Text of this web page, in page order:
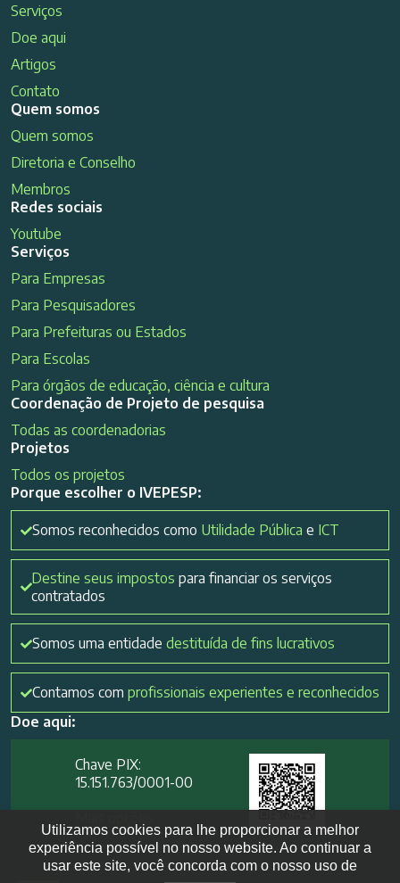
Serviços
Doe aqui
Artigos
Contato
Quem somos
Quem somos
Diretoria e Conselho
Membros
Redes sociais
Youtube
Serviços
Para Empresas
Para Pesquisadores
Para Prefeituras ou Estados
Para Escolas
Para órgãos de educação, ciência e cultura
Coordenação de Projeto de pesquisa
Todas as coordenadorias
Projetos
Todos os projetos
Porque escolher o IVEPESP:
Somos reconhecidos como Utilidade Pública e ICT
Destine seus impostos para financiar os serviços
contratados
Somos uma entidade destituída de fins lucrativos
Contamos com profissionais experientes e reconhecidos
Doe aqui:
Chave PIX:
15.151.763/0001-00​
Utilizamos cookies para lhe proporcionar a melhor
experiência possível no nosso website. Ao continuar a
usar este site, você concorda com o nosso uso de